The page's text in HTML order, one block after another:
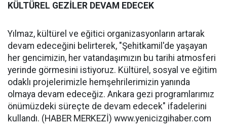
KÜLTÜREL GEZİLER DEVAM EDECEK
Yılmaz, kültürel ve eğitici organizasyonların artarak
devam edeceğini belirterek, "Şehitkamil'de yaşayan
her gencimizin, her vatandaşımızın bu tarihi atmosferi
yerinde görmesini istiyoruz. Kültürel, sosyal ve eğitim
odaklı projelerimizle hemşehrilerimizin yanında
olmaya devam edeceğiz. Ankara gezi programlarımız
önümüzdeki süreçte de devam edecek" ifadelerini
kullandı. (HABER MERKEZİ) www.yenicizgihaber.com